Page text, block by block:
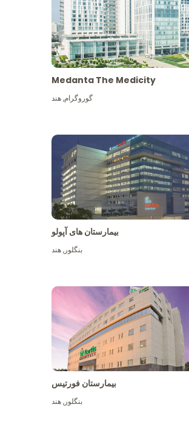
Medanta The Medicity
گوروگرام,هند
بیمارستان های آپولو
بنگلور,هند
بیمارستان فورتیس
بنگلور,هند